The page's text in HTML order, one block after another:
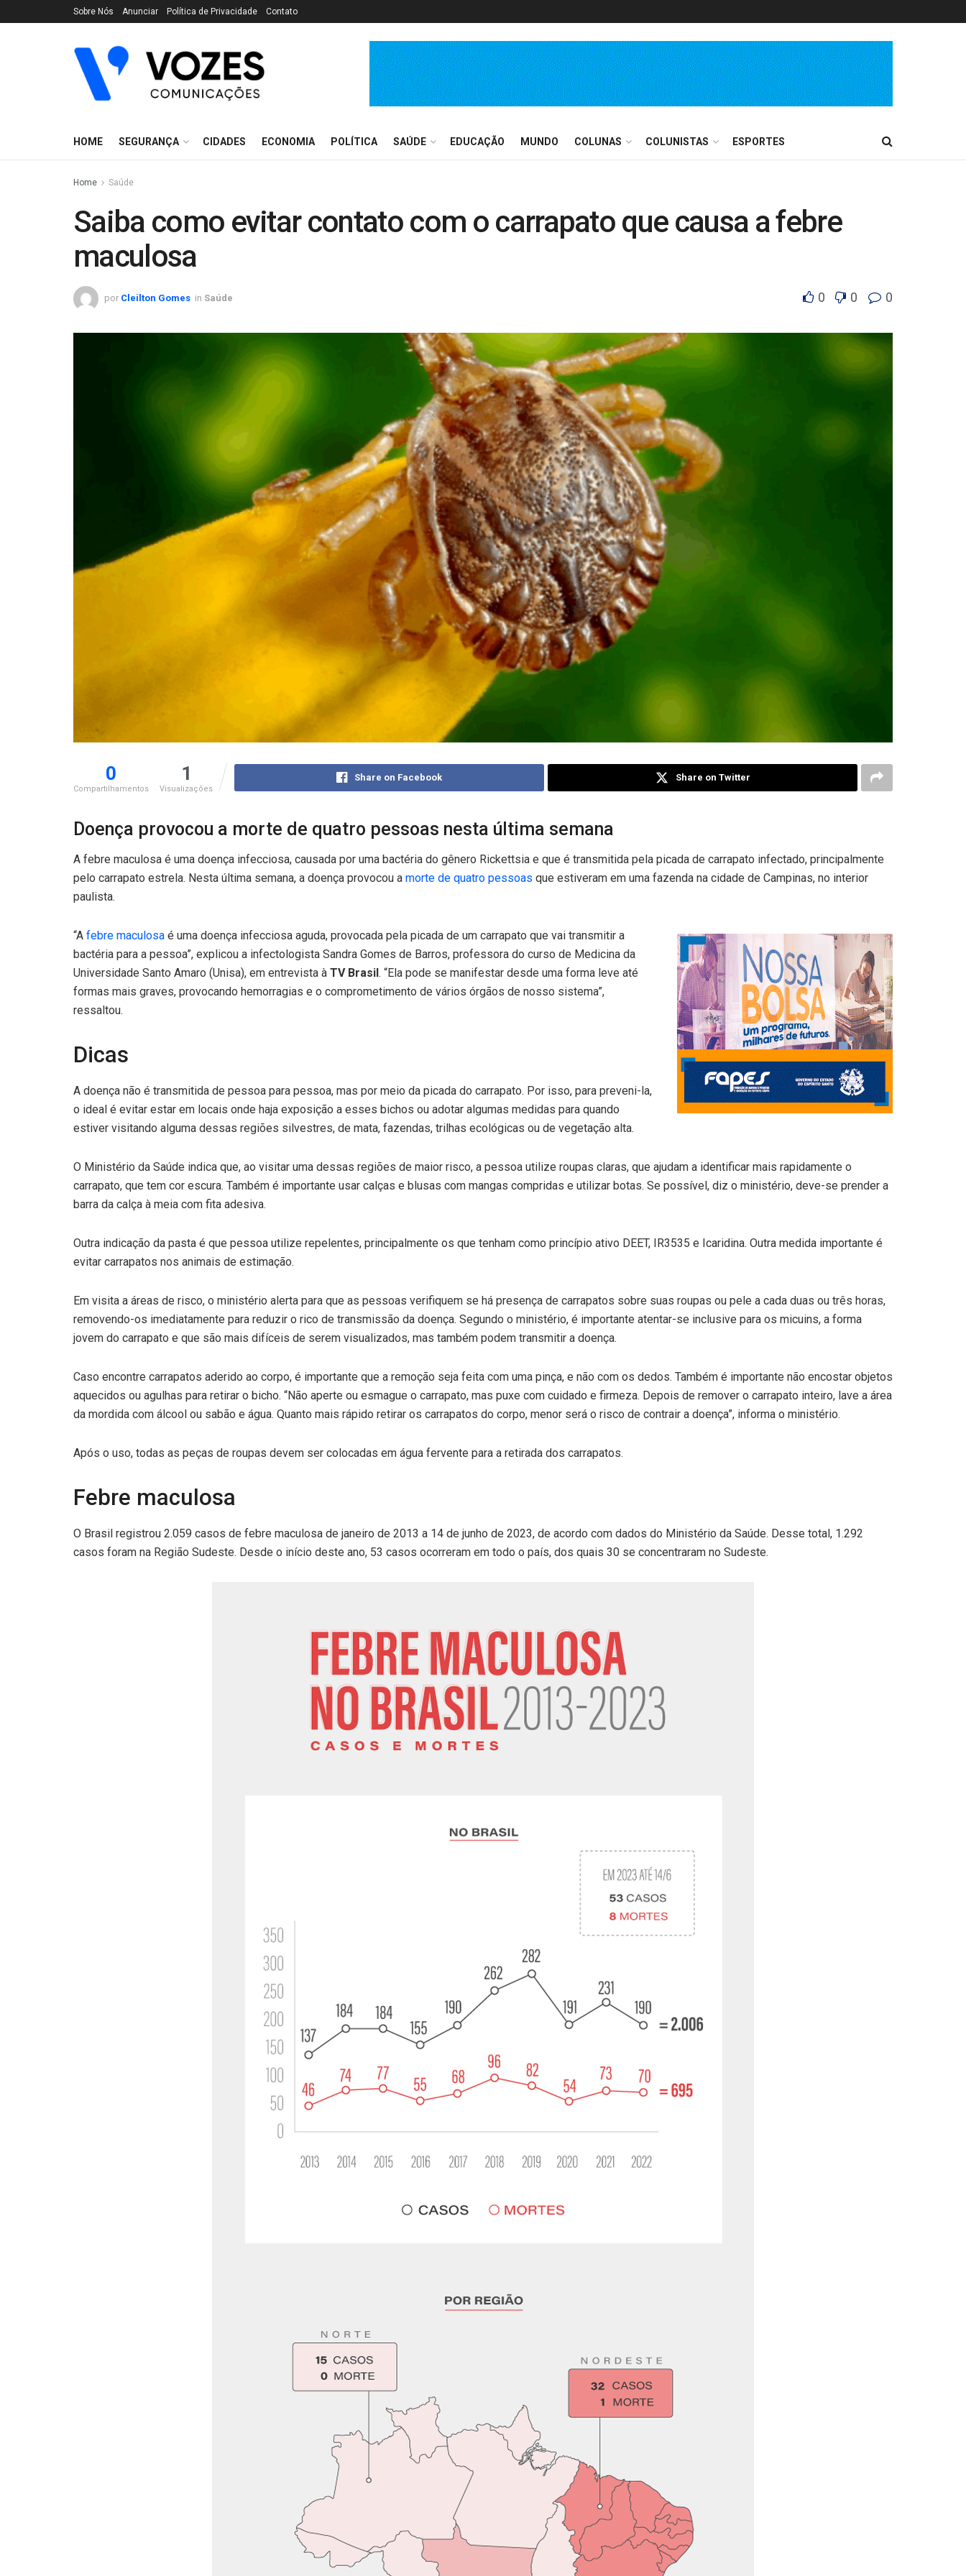
Sobre Nós Anunciar Política de Privacidade Contato
HOME SEGURANÇA CIDADES ECONOMIA POLÍTICA SAÚDE EDUCAÇÃO MUNDO COLUNAS COLUNISTAS ESPORTES
Home Saúde
Saiba como evitar contato com o carrapato que causa a febre
maculosa
por Cleilton Gomes in Saúde 0 0 0
0
Compartilhamentos
1
Visualizações
Share on Facebook Share on Twitter
Doença provocou a morte de quatro pessoas nesta última semana
A febre maculosa é uma doença infecciosa, causada por uma bactéria do gênero Rickettsia e que é transmitida pela picada de carrapato infectado, principalmente
pelo carrapato estrela. Nesta última semana, a doença provocou a morte de quatro pessoas que estiveram em uma fazenda na cidade de Campinas, no interior
paulista.
“A febre maculosa é uma doença infecciosa aguda, provocada pela picada de um carrapato que vai transmitir a
bactéria para a pessoa”, explicou a infectologista Sandra Gomes de Barros, professora do curso de Medicina da
Universidade Santo Amaro (Unisa), em entrevista à TV Brasil . “Ela pode se manifestar desde uma forma leve até
formas mais graves, provocando hemorragias e o comprometimento de vários órgãos de nosso sistema”,
ressaltou.
Dicas
A doença não é transmitida de pessoa para pessoa, mas por meio da picada do carrapato. Por isso, para preveni-la,
o ideal é evitar estar em locais onde haja exposição a esses bichos ou adotar algumas medidas para quando
estiver visitando alguma dessas regiões silvestres, de mata, fazendas, trilhas ecológicas ou de vegetação alta.
O Ministério da Saúde indica que, ao visitar uma dessas regiões de maior risco, a pessoa utilize roupas claras, que ajudam a identificar mais rapidamente o
carrapato, que tem cor escura. Também é importante usar calças e blusas com mangas compridas e utilizar botas. Se possível, diz o ministério, deve-se prender a
barra da calça à meia com fita adesiva.
Outra indicação da pasta é que pessoa utilize repelentes, principalmente os que tenham como princípio ativo DEET, IR3535 e Icaridina. Outra medida importante é
evitar carrapatos nos animais de estimação.
Em visita a áreas de risco, o ministério alerta para que as pessoas verifiquem se há presença de carrapatos sobre suas roupas ou pele a cada duas ou três horas,
removendo-os imediatamente para reduzir o rico de transmissão da doença. Segundo o ministério, é importante atentar-se inclusive para os micuins, a forma
jovem do carrapato e que são mais difíceis de serem visualizados, mas também podem transmitir a doença.
Caso encontre carrapatos aderido ao corpo, é importante que a remoção seja feita com uma pinça, e não com os dedos. Também é importante não encostar objetos
aquecidos ou agulhas para retirar o bicho. “Não aperte ou esmague o carrapato, mas puxe com cuidado e firmeza. Depois de remover o carrapato inteiro, lave a área
da mordida com álcool ou sabão e água. Quanto mais rápido retirar os carrapatos do corpo, menor será o risco de contrair a doença”, informa o ministério.
Após o uso, todas as peças de roupas devem ser colocadas em água fervente para a retirada dos carrapatos.
Febre maculosa
O Brasil registrou 2.059 casos de febre maculosa de janeiro de 2013 a 14 de junho de 2023, de acordo com dados do Ministério da Saúde. Desse total, 1.292
casos foram na Região Sudeste. Desde o início deste ano, 53 casos ocorreram em todo o país, dos quais 30 se concentraram no Sudeste.